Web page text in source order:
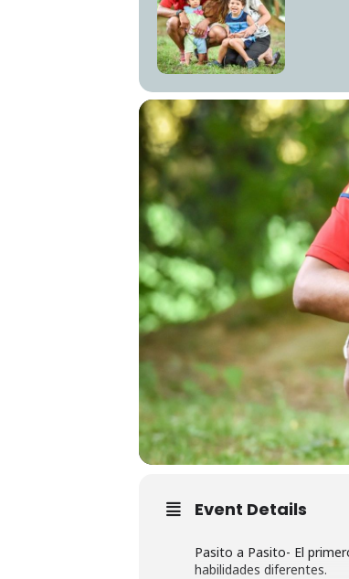
Event Details
Pasito a Pasito- El
habilidades diferentes.